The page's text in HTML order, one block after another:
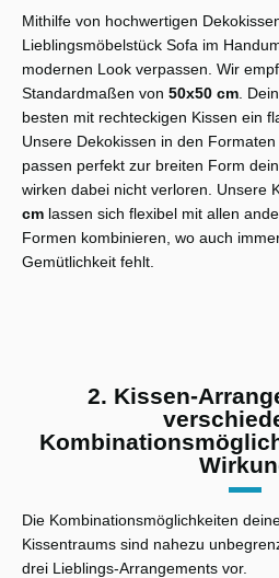
Mithilfe von hochwertigen
Lieblingsmöbelstück Sofa im
modernen Look verpassen. Wir
Standardmaßen von 50x50 cm .
besten mit rechteckigen Kissen ein
Unsere Dekokissen in den Formaten
passen perfekt zur breiten Form
wirken dabei nicht verloren. Unsere
cm lassen sich flexibel mit allen
Formen kombinieren, wo auch
Gemütlichkeit fehlt.
2. Kissen-
Die Kombinationsmöglichkeiten
Kissentraums sind nahezu
drei Lieblings-Arrangements vor.